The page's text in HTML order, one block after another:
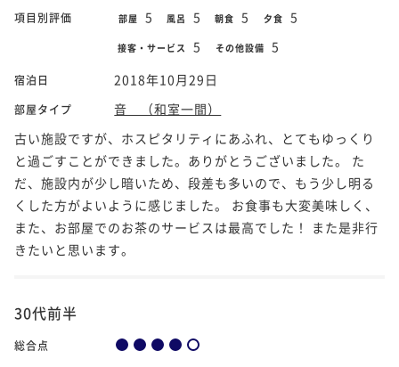
項目別評価 部屋 5 風呂 5 朝食 5 夕食 5
接客・サービス 5 その他設備 5
宿泊日 2018年10月29日
部屋タイプ
音 （和室一間）
古い施設ですが、ホスピタリティにあふれ、とてもゆっくり
と過ごすことができました。ありがとうございました。 た
だ、施設内が少し暗いため、段差も多いので、もう少し明る
くした方がよいように感じました。 お食事も大変美味しく、
また、お部屋でのお茶のサービスは最高でした！ また是非行
きたいと思います。
30代前半
総合点